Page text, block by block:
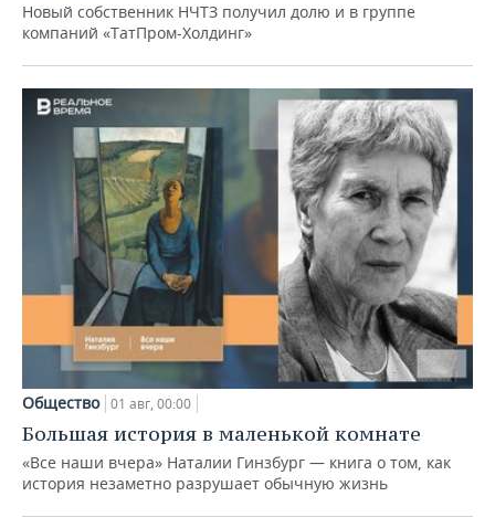
Новый собственник НЧТЗ получил долю и в группе
компаний «ТатПром-Холдинг»
Общество 01 авг, 00:00
Большая история в маленькой комнате
«Все наши вчера» Наталии Гинзбург — книга о том, как
история незаметно разрушает обычную жизнь